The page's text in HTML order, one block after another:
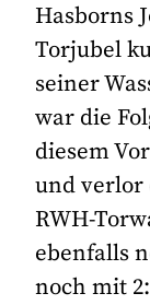
Hasborns
Torjubel
seiner
war die
diesem
und verlor
RWH-
ebenfalls
noch mit